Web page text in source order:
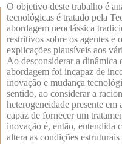
O objetivo deste trabalho é
tecnológicas é tratado pela
abordagem neoclássica
restritivos sobre os agentes e
explicações plausíveis aos
Ao desconsiderar a dinâmica
abordagem foi incapaz de
inovação e mudança
sentido, ao considerar a
heterogeneidade presente
capaz de fornecer um
inovação é, então, entendida
altera as condições